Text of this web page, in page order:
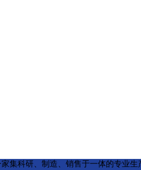
集科研、制造、销售于一体的专